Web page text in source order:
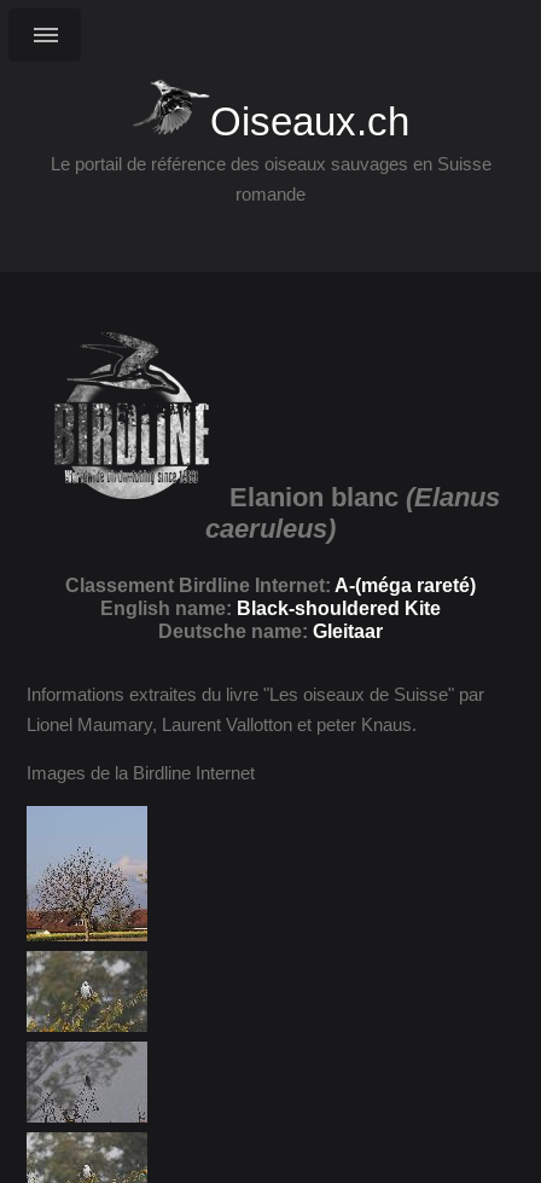
Oiseaux.ch
Le portail de référence des oiseaux sauvages en Suisse
romande
Elanion blanc (Elanus
caeruleus)
Classement Birdline Internet: A-(méga rareté)
English name: Black-shouldered Kite
Deutsche name: Gleitaar
Informations extraites du livre "Les oiseaux de Suisse" par
Lionel Maumary, Laurent Vallotton et peter Knaus.
Images de la Birdline Internet